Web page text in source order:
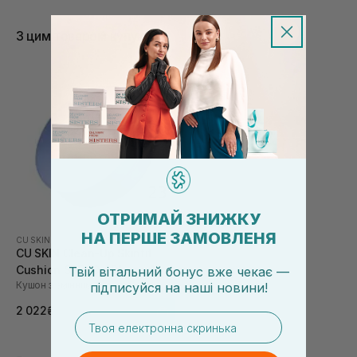
З цим товаром купують
CU SKIN
CU SKIN Clean-Up Skinfit
Cushion SPF 50+ PA+++ 15 г
+ 15 г 23 тон
Кушон зі змінним блоком
2 022₴
ОТРИМАЙ ЗНИЖКУ
НА ПЕРШЕ ЗАМОВЛЕНЯ
Твій вітальний бонус вже чекає —
підписуйся на наші новини!
email